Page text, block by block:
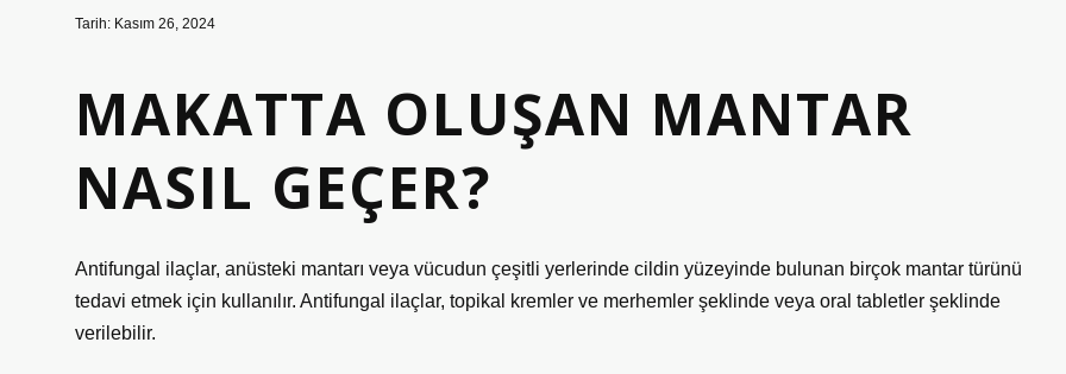
Tarih: Kasım 26, 2024
MAKATTA OLUŞAN MANTAR
NASIL GEÇER?
Antifungal ilaçlar, anüsteki mantarı veya vücudun çeşitli yerlerinde cildin yüzeyinde bulunan birçok mantar türünü
tedavi etmek için kullanılır. Antifungal ilaçlar, topikal kremler ve merhemler şeklinde veya oral tabletler şeklinde
verilebilir.